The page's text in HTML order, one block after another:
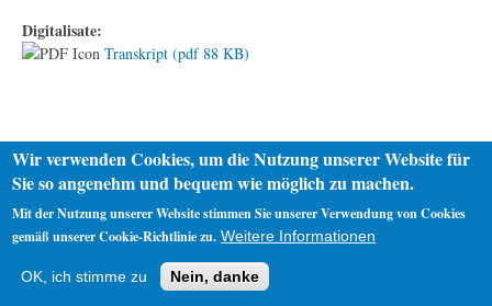
Digitalisate:
Transkript (pdf 88 KB)
Impressum
Wir verwenden Cookies, um die Nutzung unserer Website für
Sie so angenehm und bequem wie möglich zu machen.
Mit der Nutzung unserer Website stimmen Sie unserer Verwendung von Cookies
gemäß unserer Cookie-Richtlinie zu. Weitere Informationen
OK, ich stimme zu Nein, danke